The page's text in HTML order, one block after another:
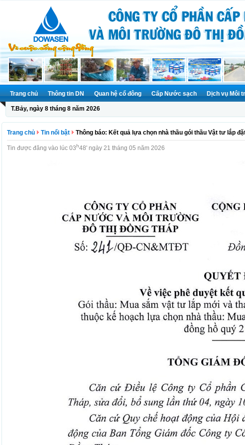
Trang chủ Thông tin DN Quan hệ cổ đông Cấp Nước sạch Dịch vụ Môi
T.Bảy, ngày 8 tháng 8 năm 2026
Trang chủ Tin nổi bật Thông báo: Kết quả lựa chọn nhà thầu gói thầu Vật tư lắp
Tin được đăng vào lúc 03h48' ngày 21 tháng 05 năm 2026